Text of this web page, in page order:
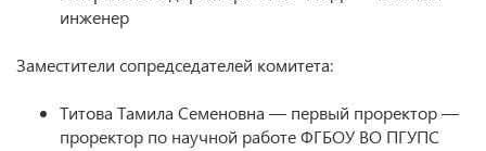
инженер
Заместители сопредседателей комитета:
Титова Тамила Семеновна — первый проректор —
проректор по научной работе ФГБОУ ВО ПГУПС